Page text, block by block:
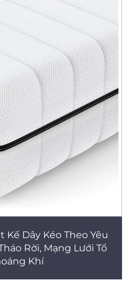
Kế Dây Kéo Theo Yêu
Rời, Mạng Lưới Tổ
Khí